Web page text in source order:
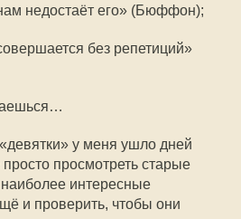
недостаёт его» (Бюффон);
без репетиций»
у меня ушло дней
просмотреть старые
интересные
и проверить, чтобы они